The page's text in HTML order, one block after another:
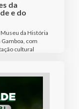
da
e do
da História
com
cultural